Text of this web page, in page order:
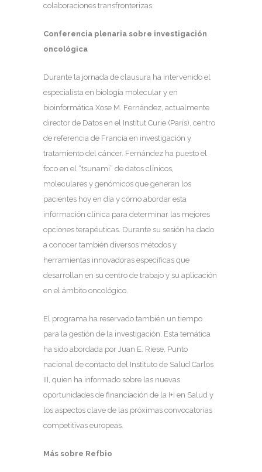
colaboraciones transfronterizas.
Conferencia plenaria sobre investigación
oncológica
Durante la jornada de clausura ha intervenido el
especialista en biología molecular y en
bioinformática Xose M. Fernández, actualmente
director de Datos en el Institut Curie (París), centro
de referencia de Francia en investigación y
tratamiento del cáncer. Fernández ha puesto el
foco en el “tsunami” de datos clínicos,
moleculares y genómicos que generan los
pacientes hoy en día y cómo abordar esta
información clínica para determinar las mejores
opciones terapéuticas. Durante su sesión ha dado
a conocer también diversos métodos y
herramientas innovadoras específicas que
desarrollan en su centro de trabajo y su aplicación
en el ámbito oncológico.
El programa ha reservado también un tiempo
para la gestión de la investigación. Esta temática
ha sido abordada por Juan E. Riese, Punto
nacional de contacto del Instituto de Salud Carlos
III, quien ha informado sobre las nuevas
oportunidades de financiación de la I+i en Salud y
los aspectos clave de las próximas convocatorias
competitivas europeas.
Más sobre Refbio